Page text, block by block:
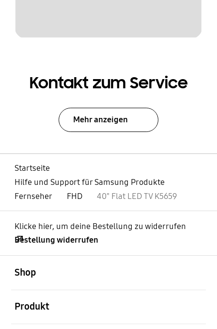
Kontakt zum Service
Mehr anzeigen
Startseite
Hilfe und Support für Samsung Produkte
Fernseher
FHD 40" Flat LED TV K5659
Klicke hier, um deine Bestellung zu widerrufen
Bestellung widerrufen
Shop
Produkt